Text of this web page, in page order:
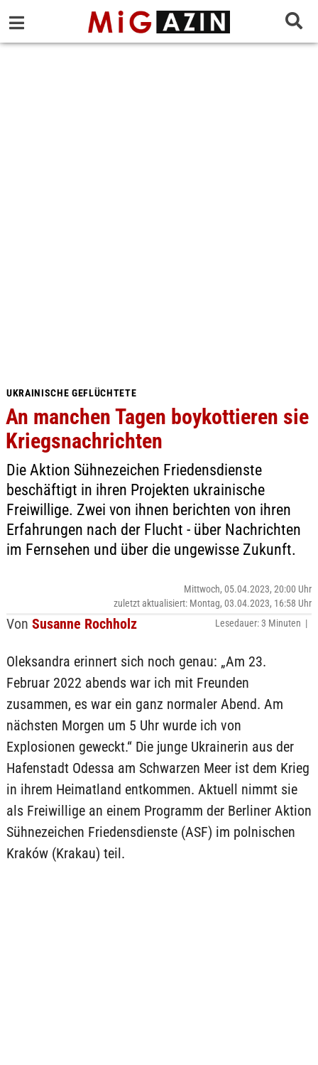
UKRAINISCHE GEFLÜCHTETE
An manchen Tagen boykottieren sie
Kriegsnachrichten
Die Aktion Sühnezeichen Friedensdienste
beschäftigt in ihren Projekten ukrainische
Freiwillige. Zwei von ihnen berichten von ihren
Erfahrungen nach der Flucht - über Nachrichten
im Fernsehen und über die ungewisse Zukunft.
Von Susanne Rochholz
Mittwoch, 05.04.2023, 20:00 Uhr
zuletzt aktualisiert: Montag, 03.04.2023, 16:58 Uhr
Lesedauer: 3 Minuten |
Oleksandra erinnert sich noch genau: „Am 23.
Februar 2022 abends war ich mit Freunden
zusammen, es war ein ganz normaler Abend. Am
nächsten Morgen um 5 Uhr wurde ich von
Explosionen geweckt.“ Die junge Ukrainerin aus der
Hafenstadt Odessa am Schwarzen Meer ist dem Krieg
in ihrem Heimatland entkommen. Aktuell nimmt sie
als Freiwillige an einem Programm der Berliner Aktion
Sühnezeichen Friedensdienste (ASF) im polnischen
Kraków (Krakau) teil.